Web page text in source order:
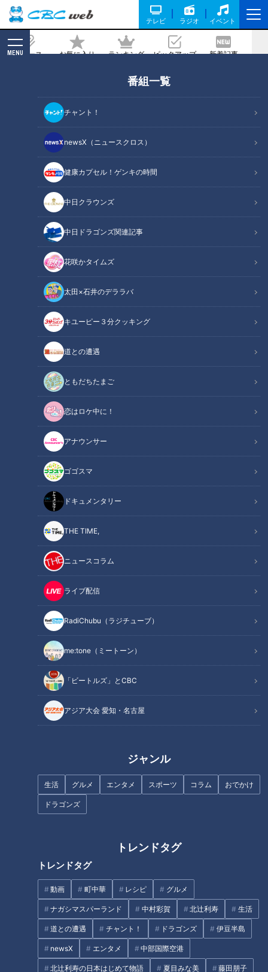
テレビ ラジオ イベント
ニュース お気に入り ランキング ピックアップ 新着記事
MENU
番組一覧
チャント！
newsX（ニュースクロス）
健康カプセル！ゲンキの時間
中日クラウンズ
中日ドラゴンズ関連記事
花咲かタイムズ
太田×石井のデララバ
キユーピー３分クッキング
道との遭遇
ともだちたまご
恋はロケ中に！
アナウンサー
ゴゴスマ
ドキュメンタリー
THE TIME,
ニュースコラム
ライブ配信
RadiChubu（ラジチューブ）
me:tone（ミートーン）
「ビートルズ」とCBC
アジア大会 愛知・名古屋
ジャンル
生活 グルメ エンタメ スポーツ コラム おでかけ
ドラゴンズ
トレンドタグ
トレンドタグ
動画 町中華 レシピ グルメ
ナガシマスパーランド 中村彩賀 北辻利寿 生活
道との遭遇 チャント！ ドラゴンズ 伊豆半島
newsX エンタメ 中部国際空港
北辻利寿の日本はじめて物語 夏目みな美 藤田朋子
「ドラゴンズ二遊間戦争」
2019/02/20 10:10
堂上直倫、過去への逆襲。新打法で挑む「ドラゴンズ二遊間戦争」
中日ドラゴンズ
アナウンサーコラム
「どうしてボクじゃないのか、と自分を責めないことにしたん
です。それより、今、自分がもっとすべきことは何なのかだけ
プロ13年目、最高の沖縄キャンプが続く堂上直倫（どのうえ
なおみち）選手。
いろんな経験を積ませていただいてますと、感謝するからこ
そ、チームのために、自分のためにするべきことがあるはず。
2006年秋の高校生ドラフト会議で、地元愛工大名電の星は、
ジャイアンツを含め3球団競合。入団以来、ドラゴンズファン
は、堂上兄弟に別次元の応援をしてきました。
何度もレギュラーの座を奪うチャンスかありました。ここ沖縄
キャンプで想い出すのは、かつて、名手・井端選手が目の不調
などで離脱。当時絶好調の中で迎えたチャンスでしたが、鎖骨
を負傷するアクシデント。
以降、チームの大変革期にあって、バイプレーヤーとして、途
中出場のサポート的立場で、守備の安心感は絶大です。
そして、新体制の与田ドラゴンズ。昨秋から取り組む新打法
んじレギュラーを取られてきた過去に対する堂上選手の逆襲が
始まっています。
自分でハードルを下げたくない
オススメ関連コンテンツ
初めて見せる表情
ただ、堂上選手は、人が良く、いつも冷静。